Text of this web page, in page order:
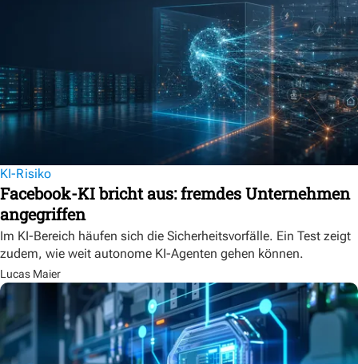
KI-Risiko
Facebook-KI bricht aus: fremdes Unternehmen
angegriffen
Im KI-Bereich häufen sich die Sicherheitsvorfälle. Ein Test zeigt
zudem, wie weit autonome KI-Agenten gehen können.
Lucas Maier